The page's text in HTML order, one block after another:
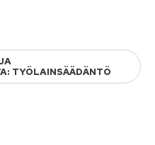
TYÖLAINSÄÄDÄNTÖ